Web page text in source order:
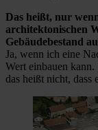
Das heißt, nur
architektonischen
Gebäudebestand
Ja, wenn ich eine
Wert einbauen
das heißt nicht, dass